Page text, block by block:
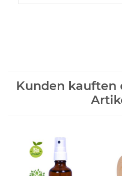
Kunden kauften